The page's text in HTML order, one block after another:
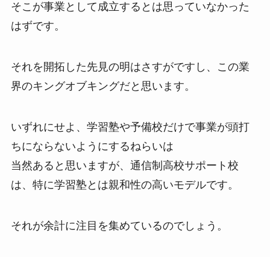
そこが事業として成立するとは思っていなかった
はずです。
それを開拓した先見の明はさすがですし、この業
界のキングオブキングだと思います。
いずれにせよ、学習塾や予備校だけで事業が頭打
ちにならないようにするねらいは
当然あると思いますが、通信制高校サポート校
は、特に学習塾とは親和性の高いモデルです。
それが余計に注目を集めているのでしょう。